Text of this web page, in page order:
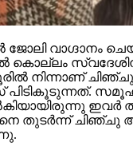
വാഗ്ദാനം
കൊല്ലം
നിന്നാണ്
ഇവർ
തുടർന്ന് ചിഞ്ചു